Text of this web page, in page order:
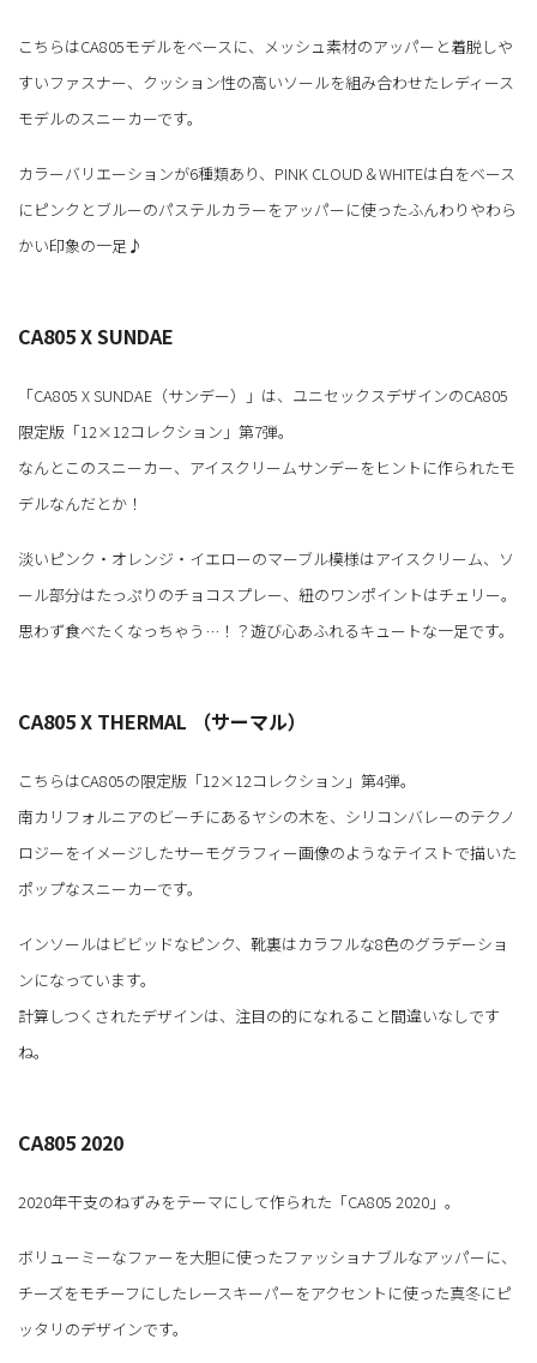
こちらはCA805モデルをベースに、メッシュ素材のアッパーと着脱しや
すいファスナー、クッション性の高いソールを組み合わせたレディース
モデルのスニーカーです。
カラーバリエーションが6種類あり、PINK CLOUD＆WHITEは白をベース
にピンクとブルーのパステルカラーをアッパーに使ったふんわりやわら
かい印象の一足♪
CA805 X SUNDAE
「CA805 X SUNDAE（サンデー）」は、ユニセックスデザインのCA805
限定版「12×12コレクション」第7弾。
なんとこのスニーカー、アイスクリームサンデーをヒントに作られたモ
デルなんだとか！
淡いピンク・オレンジ・イエローのマーブル模様はアイスクリーム、ソ
ール部分はたっぷりのチョコスプレー、紐のワンポイントはチェリー。
思わず食べたくなっちゃう…！？遊び心あふれるキュートな一足です。
CA805 X THERMAL （サーマル）
こちらはCA805の限定版「12×12コレクション」第4弾。
南カリフォルニアのビーチにあるヤシの木を、シリコンバレーのテクノ
ロジーをイメージしたサーモグラフィー画像のようなテイストで描いた
ポップなスニーカーです。
インソールはビビッドなピンク、靴裏はカラフルな8色のグラデーショ
ンになっています。
計算しつくされたデザインは、注目の的になれること間違いなしです
ね。
CA805 2020
2020年干支のねずみをテーマにして作られた「CA805 2020」。
ボリューミーなファーを大胆に使ったファッショナブルなアッパーに、
チーズをモチーフにしたレースキーパーをアクセントに使った真冬にピ
ッタリのデザインです。